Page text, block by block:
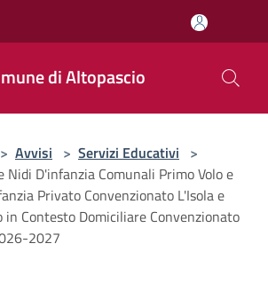
di Altopascio
> Avvisi > Servizi Educativi >
Nidi D'infanzia Comunali Primo Volo e
Privato Convenzionato L'Isola e
in Contesto Domiciliare Convenzionato
2027